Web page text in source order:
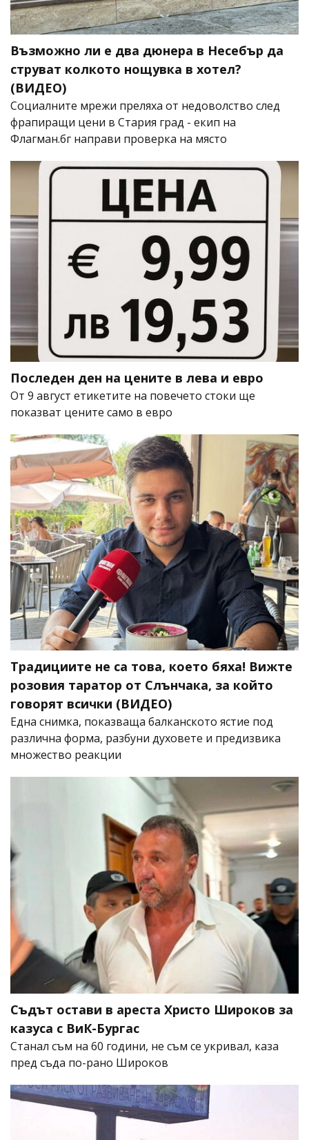
Възможно ли е два дюнера в Несебър да
струват колкото нощувка в хотел?
(ВИДЕО)
Социалните мрежи преляха от недоволство след
фрапиращи цени в Стария град - екип на
Флагман.бг направи проверка на място
Последен ден на цените в лева и евро
От 9 август етикетите на повечето стоки ще
показват цените само в евро
Традициите не са това, което бяха! Вижте
розовия таратор от Слънчака, за който
говорят всички (ВИДЕО)
Една снимка, показваща балканското ястие под
различна форма, разбуни духовете и предизвика
множество реакции
Съдът остави в ареста Христо Широков за
казуса с ВиК-Бургас
Станал съм на 60 години, не съм се укривал, каза
пред съда по-рано Широков